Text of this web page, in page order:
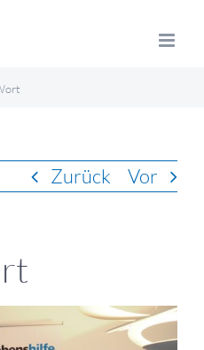
Zurück Vor